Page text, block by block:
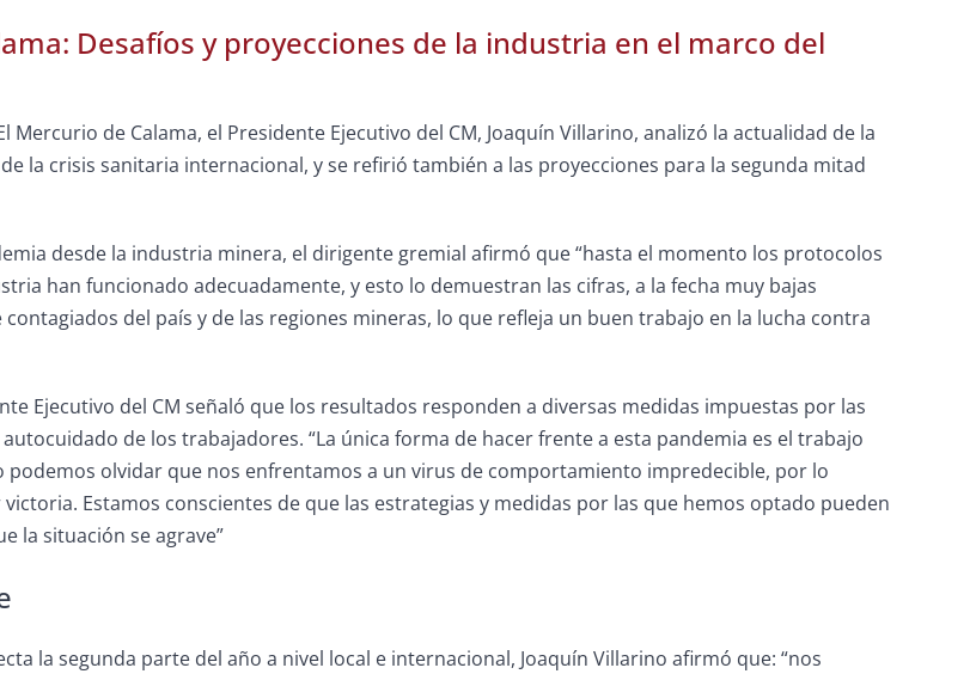
Desafíos y proyecciones de la industria en el marco del
Mercurio de Calama, el Presidente Ejecutivo del CM, Joaquín Villarino, analizó la actualidad de la
la crisis sanitaria internacional, y se refirió también a las proyecciones para la segunda mitad
desde la industria minera, el dirigente gremial afirmó que “hasta el momento los protocolos
han funcionado adecuadamente, y esto lo demuestran las cifras, a la fecha muy bajas
del país y de las regiones mineras, lo que refleja un buen trabajo en la lucha contra
Ejecutivo del CM señaló que los resultados responden a diversas medidas impuestas por las
de los trabajadores. “La única forma de hacer frente a esta pandemia es el trabajo
podemos olvidar que nos enfrentamos a un virus de comportamiento impredecible, por lo
Estamos conscientes de que las estrategias y medidas por las que hemos optado pueden
la situación se agrave”
la segunda parte del año a nivel local e internacional, Joaquín Villarino afirmó que: “nos